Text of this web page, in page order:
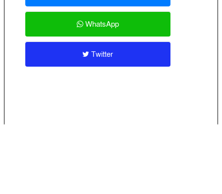
WhatsApp
Twitter